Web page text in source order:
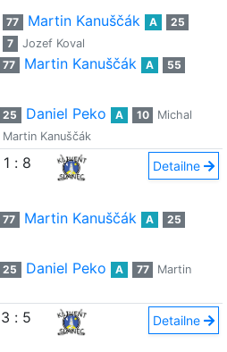
77 Martin Kanuščák A
25
7
Jozef Koval
77 Martin Kanuščák A
55
25 Daniel Peko A 10
Michal
Martin Kanuščák
1 : 8 Detailne
77 Martin Kanuščák A
25
25 Daniel Peko A 77
Martin
3 : 5 Detailne